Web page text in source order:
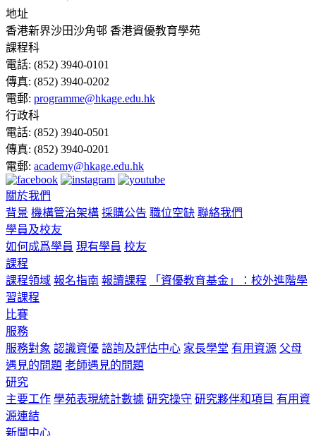
地址
香港新界沙田沙角邨 香港資優教育學苑
課程科
電話: (852) 3940-0101
傳真: (852) 3940-0202
電郵: programme@hkage.edu.hk
行政科
電話: (852) 3940-0501
傳真: (852) 3940-0201
電郵: academy@hkage.edu.hk
關於我們
背景 機構管治架構 採購公告 職位空缺 聯絡我們
學員及校友
如何成爲學員 現有學員 校友
課程
課程領域 報名指南 報讀課程
「資優教育基金」：校外進階學
習課程
比賽
服務
服務對象 認識資優 諮詢及評估中心 家長學堂 有用資源 父母
遇見的問題 老師遇見的問題
研究
主要工作 學苑表現統計數據 研究操守 研究夥伴和項目 有用資
源連結
新聞中心